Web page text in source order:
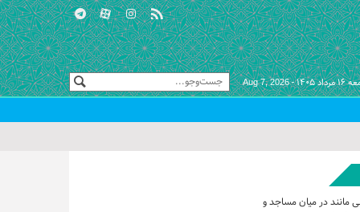
۱۴۰۵ - Aug 7, 2026
مانند در میان مساجد و